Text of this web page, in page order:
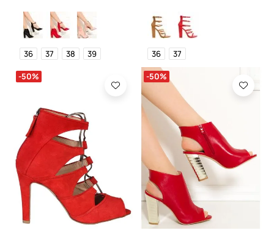
36 37 38 39 36 37
-50% -50%